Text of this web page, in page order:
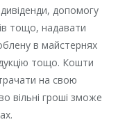
допомогу
тощо, надавати
в майстернях
тощо. Кошти
на свою
вільні гроші зможе